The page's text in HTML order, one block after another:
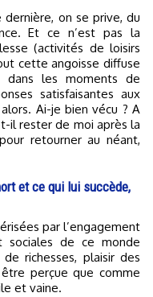
on se prive, du
Et ce n’est pas la
(activités de loisirs
cette angoisse diffuse
les moments de
satisfaisantes aux
Ai-je bien vécu ? A
il rester de moi après la
retourner au néant,
et ce qui lui succède,
sociales de ce monde
richesses, plaisir des
perçue que comme
et vaine.